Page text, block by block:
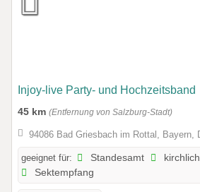
Injoy-live Party- und Hochzeitsband
45 km (Entfernung von Salzburg-Stadt)
94086 Bad Griesbach im Rottal, Bayern,
geeignet für: Standesamt
Sektempfang